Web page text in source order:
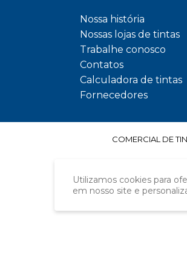
Utilizamos cookies para
em nosso site e
Nossa história
Nossas lojas de tintas
Trabalhe conosco
Contatos
Calculadora de tintas
Fornecedores
COMERCIAL DE